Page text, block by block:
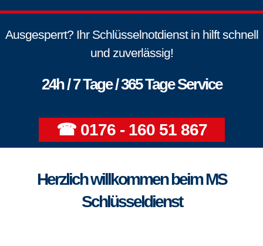
Ausgesperrt? Ihr Schlüsselnotdienst in hilft schnell
und zuverlässig!
24h / 7 Tage / 365 Tage Service
☎ 0176 - 160 51 867
Herzlich willkommen beim MS
Schlüsseldienst